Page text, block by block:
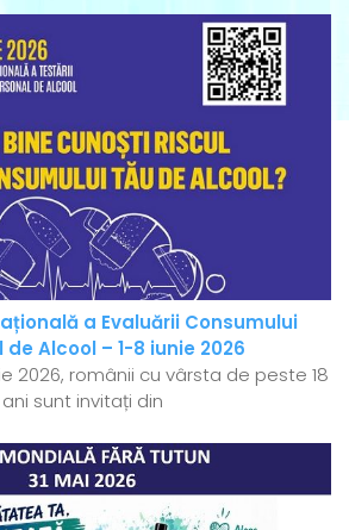
a Evaluării Consumului
de Alcool – 1-8 iunie 2026
2026, românii cu vârsta de peste 18
ani sunt invitați din